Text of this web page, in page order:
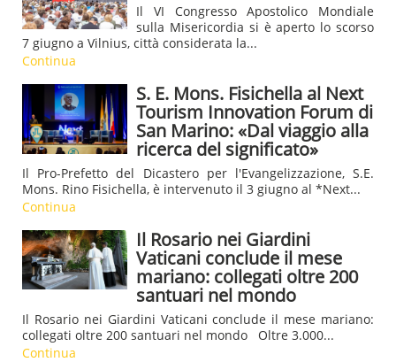
Il VI Congresso Apostolico Mondiale
sulla Misericordia si è aperto lo scorso
7 giugno a Vilnius, città considerata la...
Continua
S. E. Mons. Fisichella al Next
Tourism Innovation Forum di
San Marino: «Dal viaggio alla
ricerca del significato»
Il Pro-Prefetto del Dicastero per l'Evangelizzazione, S.E.
Mons. Rino Fisichella, è intervenuto il 3 giugno al *Next...
Continua
Il Rosario nei Giardini
Vaticani conclude il mese
mariano: collegati oltre 200
santuari nel mondo
Il Rosario nei Giardini Vaticani conclude il mese mariano:
collegati oltre 200 santuari nel mondo Oltre 3.000...
Continua